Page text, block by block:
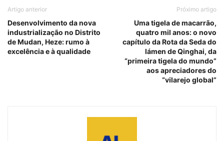
Artigo anterior
Desenvolvimento da nova
industrialização no Distrito
de Mudan, Heze: rumo à
excelência e à qualidade
Próximo artigo
Uma tigela de macarrão,
quatro mil anos: o novo
capítulo da Rota da Seda do
lámen de Qinghai, da
“primeira tigela do mundo”
aos apreciadores do
“vilarejo global”